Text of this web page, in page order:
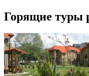
Горящие туры